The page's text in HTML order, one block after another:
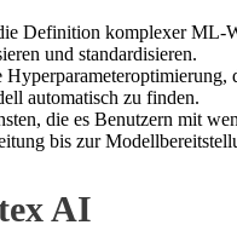
Definition komplexer ML-
und standardisieren.
automatisch zu finden.
die es Benutzern mit
bis zur
AI